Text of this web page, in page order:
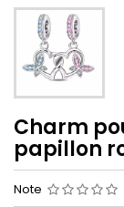
Charm
papillon
Note